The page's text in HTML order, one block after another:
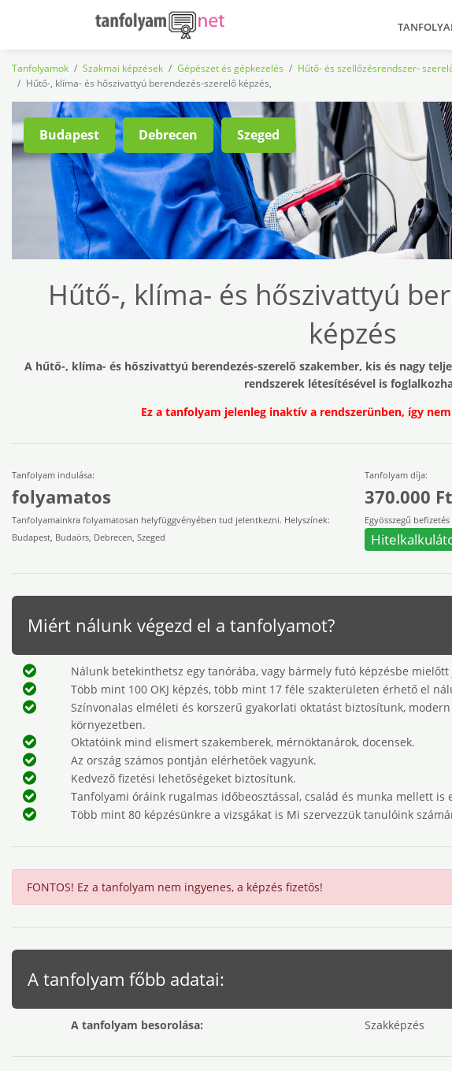
Tanfolyamok Szakmai képzések Gépészet és gépkezelés
Hűtő- és szellőzésrendszer-
Hűtő-, klíma- és hőszivattyú berendezés-szerelő képzés,
Budapest Debrecen Szeged
Hűtő-, klíma- és hőszivattyú
képzés
A hűtő-, klíma- és hőszivattyú berendezés-szerelő szakember, kis és nagy
rendszerek létesítésével is
Ez a tanfolyam jelenleg inaktív a rendszerünben, így
Tanfolyam indulása:
folyamatos
Tanfolyamainkra folyamatosan helyfüggvényében tud jelentkezni. Helyszínek:
Budapest, Budaörs, Debrecen, Szeged
Tanfolyam díja:
370.000 Ft
Egyösszegű befizetés
Miért nálunk végezd el a tanfolyamot?
Nálunk betekinthetsz egy tanórába, vagy bármely futó képzésbe mielőtt
Több mint 100 OKJ képzés, több mint 17 féle szakterületen érhető el
Színvonalas elméleti és korszerű gyakorlati oktatást biztosítunk,
környezetben.
Oktatóink mind elismert szakemberek, mérnöktanárok, docensek.
Az ország számos pontján elérhetőek vagyunk.
Kedvező fizetési lehetőségeket biztosítunk.
Tanfolyami óráink rugalmas időbeosztással, család és munka mellett is
Több mint 80 képzésünkre a vizsgákat is Mi szervezzük tanulóink
FONTOS! Ez a tanfolyam nem ingyenes, a képzés fizetős!
A tanfolyam főbb adatai:
A tanfolyam besorolása: Szakképzés